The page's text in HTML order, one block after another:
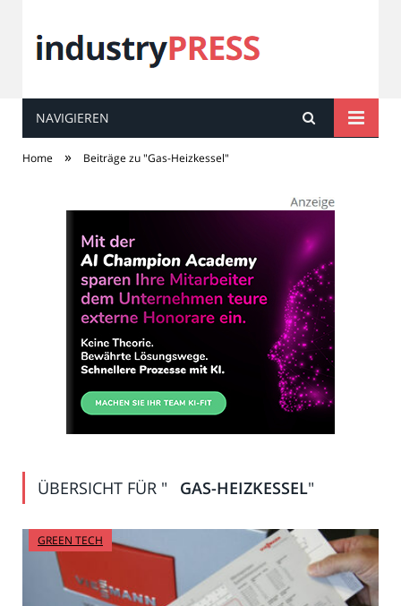
industryPRESS
NAVIGIEREN
Home » Beiträge zu "Gas-Heizkessel"
ÜBERSICHT FÜR " GAS-HEIZKESSEL"
GREEN TECH